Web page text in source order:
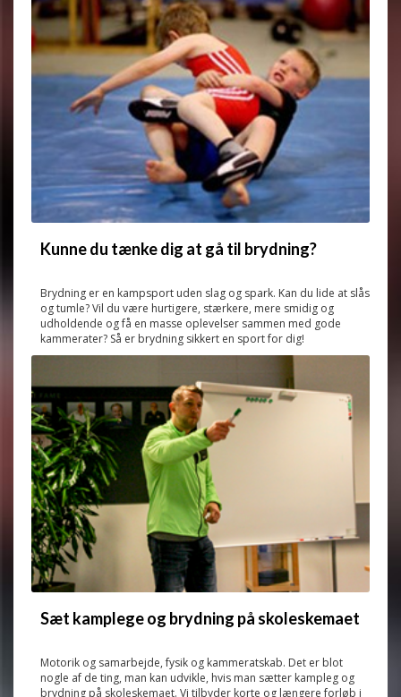
Kunne du tænke dig at gå til brydning?
Brydning er en kampsport uden slag og spark. Kan du lide at slås
og tumle? Vil du være hurtigere, stærkere, mere smidig og
udholdende og få en masse oplevelser sammen med gode
kammerater? Så er brydning sikkert en sport for dig!
Sæt kamplege og brydning på skoleskemaet
Motorik og samarbejde, fysik og kammeratskab. Det er blot
nogle af de ting, man kan udvikle, hvis man sætter kampleg og
brydning på skoleskemaet. Vi tilbyder korte og længere forløb i